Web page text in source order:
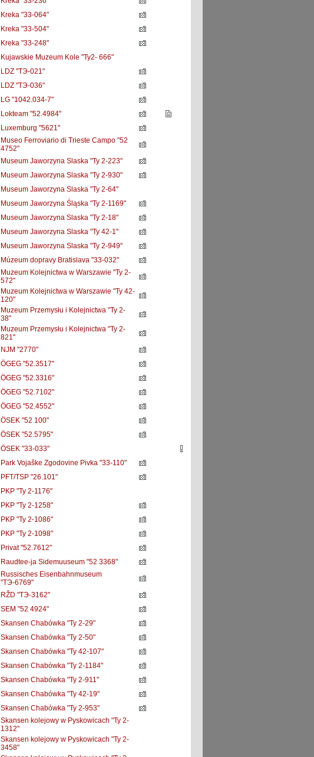
Kreka "33-064"
Kreka "33-504"
Kreka "33-248"
Kujawskie Muzeum Kole "Ty2- 666"
LDZ "TЭ-021"
LDZ "TЭ-036"
LG "1042.034-7"
Lokteam "52.4984"
Luxemburg "5621"
Museo Ferroviario di Trieste Campo "52
4752"
Museum Jaworzyna Slaska "Ty 2-223"
Museum Jaworzyna Slaska "Ty 2-930"
Museum Jaworzyna Slaska "Ty 2-64"
Museum Jaworzyna Śląska "Ty 2-1169"
Museum Jaworzyna Slaska "Ty 2-18"
Museum Jaworzyna Slaska "Ty 42-1"
Museum Jaworzyna Slaska "Ty 2-949"
Múzeum dopravy Bratislava "33-032"
Muzeum Kolejnictwa w Warszawie "Ty 2-
572"
Muzeum Kolejnictwa w Warszawie "Ty 42-
120"
Muzeum Przemysłu i Kolejnictwa "Ty 2-
38"
Muzeum Przemysłu i Kolejnictwa "Ty 2-
821"
NJM "2770"
ÖGEG "52.3517"
ÖGEG "52.3316"
ÖGEG "52.7102"
ÖGEG "52.4552"
ÖSEK "52 100"
ÖSEK "52.5795"
ÖSEK "33-033"
Park Vojaške Zgodovine Pivka "33-110"
PFT/TSP "26.101"
PKP "Ty 2-1176"
PKP "Ty 2-1258"
PKP "Ty 2-1086"
PKP "Ty 2-1098"
Privat "52.7612"
Raudtee-ja Sidemuuseum "52 3368"
Russisches Eisenbahnmuseum
"TЭ-6769"
RŽD "TЭ-3162"
SEM "52 4924"
Skansen Chabówka "Ty 2-29"
Skansen Chabówka "Ty 2-50"
Skansen Chabówka "Ty 42-107"
Skansen Chabówka "Ty 2-1184"
Skansen Chabówka "Ty 2-911"
Skansen Chabówka "Ty 42-19"
Skansen Chabówka "Ty 2-953"
Skansen kolejowy w Pyskowicach "Ty 2-
1312"
Skansen kolejowy w Pyskowicach "Ty 2-
3458"